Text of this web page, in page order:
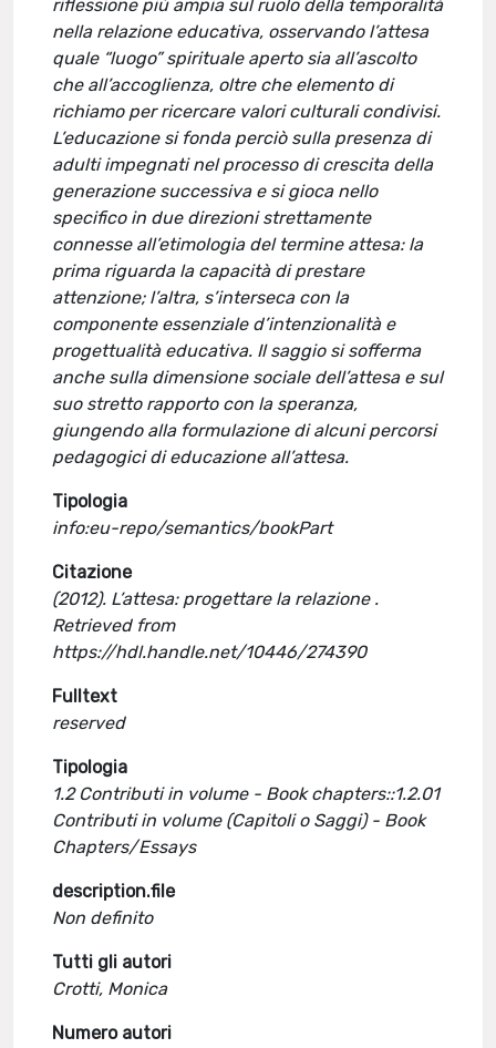
riflessione più ampia sul ruolo della temporalità
nella relazione educativa, osservando l’attesa
quale “luogo” spirituale aperto sia all’ascolto
che all’accoglienza, oltre che elemento di
richiamo per ricercare valori culturali condivisi.
L’educazione si fonda perciò sulla presenza di
adulti impegnati nel processo di crescita della
generazione successiva e si gioca nello
specifico in due direzioni strettamente
connesse all’etimologia del termine attesa: la
prima riguarda la capacità di prestare
attenzione; l’altra, s’interseca con la
componente essenziale d’intenzionalità e
progettualità educativa. Il saggio si sofferma
anche sulla dimensione sociale dell’attesa e sul
suo stretto rapporto con la speranza,
giungendo alla formulazione di alcuni percorsi
pedagogici di educazione all’attesa.
Tipologia
info:eu-repo/semantics/bookPart
Citazione
(2012). L’attesa: progettare la relazione .
Retrieved from
https://hdl.handle.net/10446/274390
Fulltext
reserved
Tipologia
1.2 Contributi in volume - Book chapters::1.2.01
Contributi in volume (Capitoli o Saggi) - Book
Chapters/Essays
description.file
Non definito
Tutti gli autori
Crotti, Monica
Numero autori